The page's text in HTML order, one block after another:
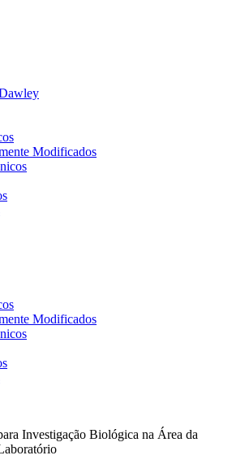
Modificados
Modificados
Investigação Biológica na Área da